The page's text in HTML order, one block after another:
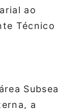
ao
Técnico
Subsea
a